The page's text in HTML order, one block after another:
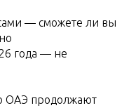
— сможете ли вы
года — не
ОАЭ продолжают